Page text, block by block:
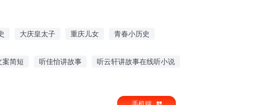
大庆皇太子 重庆儿女 青春小历史
案简短 听佳怡讲故事 听云轩讲故事在线听小说